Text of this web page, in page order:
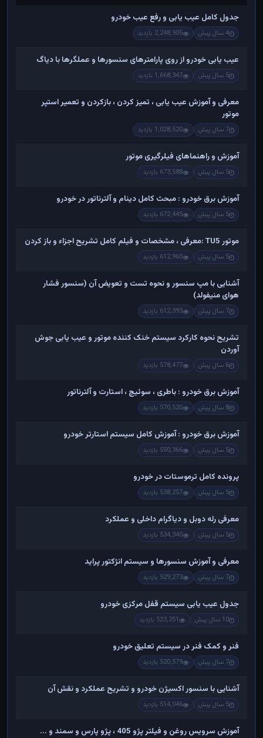
عنوان — مرتب‌شده براساس پربازدیدترین
جدول کامل عیب یابی و رفع عیب خودرو
4 سال پیش 2,248,905 بازدید
عیب یابی خودرو از روی پارامترهای سنسورها و عملگرها با دیاگ
5 سال پیش 1,668,347 بازدید
معرفی و آموزش عیب یابی ، تمیز کردن ، بازکردن و تعمیر استپر
موتور
7 سال پیش 1,028,520 بازدید
آموزش و راهنماهای فیلرگیری موتور
5 سال پیش 673,588 بازدید
آموزش برق خودرو : مبحث کامل دینام و آلترناتور در خودرو
5 سال پیش 672,445 بازدید
موتور TU5 :معرفی ، مشخصات و فیلم کامل تشریح اجزاء و باز کردن
5 سال پیش 612,960 بازدید
آشنایی با مپ سنسور و نحوه تست و تعویض آن (سنسور فشار
هوای منیفولد)
7 سال پیش 612,393 بازدید
تشریح نحوه کارکرد سیستم خنک کننده موتور و عیب یابی جوش
آوردن
6 سال پیش 578,477 بازدید
آموزش برق خودرو : باطری ، سوئیچ ، استارت و آلترناتور
8 سال پیش 570,520 بازدید
آموزش برق خودرو : آموزش کامل سیستم استارتر خودرو
5 سال پیش 550,366 بازدید
پرونده کامل ترموستات در خودرو
5 سال پیش 538,257 بازدید
معرفی رله دوبل و دیاگرام داخلی و عملکرد
5 سال پیش 534,340 بازدید
معرفی و آموزش سنسورها و سیستم انژکتور پراید
7 سال پیش 529,273 بازدید
جدول عیب یابی سیستم قفل مرکزی خودرو
10 سال پیش 523,251 بازدید
فنر و کمک فنر در سیستم تعلیق خودرو
7 سال پیش 520,579 بازدید
آشنایی با سنسور اکسیژن خودرو و تشریح عملکرد و نقش آن
5 سال پیش 514,046 بازدید
آموزش سرویس روغن و فیلتر پژو 405 ، پژو پارس و سمند و ...